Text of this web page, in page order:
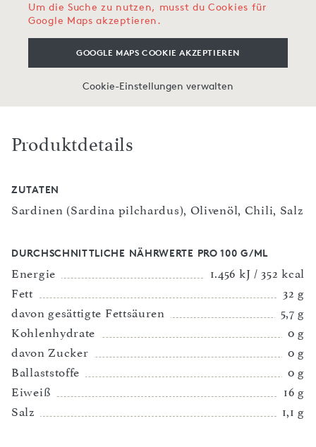
Um die Suche zu nutzen, musst du Cookies für
Google Maps akzeptieren.
GOOGLE MAPS COOKIE AKZEPTIEREN
Cookie-Einstellungen verwalten
Produktdetails
ZUTATEN
Sardinen (Sardina pilchardus), Olivenöl, Chili, Salz
DURCHSCHNITTLICHE NÄHRWERTE PRO 100 G/ML
Energie
1.456 kJ / 352 kcal
Fett
32 g
davon gesättigte Fettsäuren
5,7 g
Kohlenhydrate
0 g
davon Zucker
0 g
Ballaststoffe
0 g
Eiweiß
16 g
Salz
1,1 g